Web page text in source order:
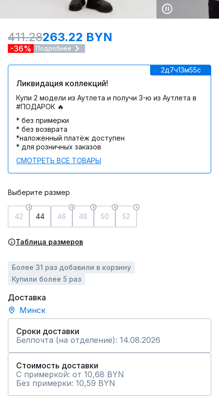
411.28263.22 BYN
-36% Подробнее
2д7ч13м55c
Ликвидация коллекций!
Купи 2 модели из Аутлета и получи 3-ю из Аутлета в
#ПОДАРОК 🔥
* без примерки
* без возврата
*наложенный платёж доступен
* для розничных заказов
СМОТРЕТЬ ВСЕ ТОВАРЫ
Выберите размер
42 44 46 48 50 52
Таблица размеров
Более 31 раз добавили в корзину
Купили более 5 раз
Доставка
Минск
Сроки доставки
Белпочта (на отделение): 14.08.2026
Стоимость доставки
С примеркой: от 10,68 BYN
Без примерки: 10,59 BYN